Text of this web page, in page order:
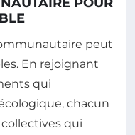
peut
En rejoignant
qui
chacun
qui